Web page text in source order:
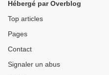
Hébergé par Overblog
Top articles
Pages
Contact
Signaler un abus